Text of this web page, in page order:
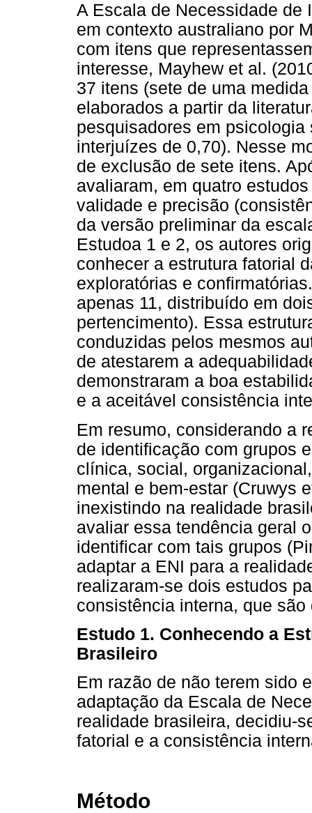
A Escala de Necessidade de
em contexto australiano por
com itens que
interesse, Mayhew et al.
37 itens (sete de uma
elaborados a partir da
pesquisadores em
interjuízes de 0,70). Nesse
de exclusão de sete itens.
avaliaram, em quatro
validade e precisão
da versão preliminar da
Estudoa 1 e 2, os autores
conhecer a estrutura fatorial
exploratórias e
apenas 11, distribuído em
pertencimento). Essa
conduzidas pelos mesmos
de atestarem a
demonstraram a boa
e a aceitável consistência
Em resumo, considerando a
de identificação com grupos
clínica, social,
mental e bem-estar (Cruwys
inexistindo na realidade
avaliar essa tendência geral
identificar com tais grupos
adaptar a ENI para a
realizaram-se dois estudos
consistência interna, que
Estudo 1. Conhecendo a
Brasileiro
Em razão de não terem sido
adaptação da Escala de
realidade brasileira, decidiu-
fatorial e a consistência
Método